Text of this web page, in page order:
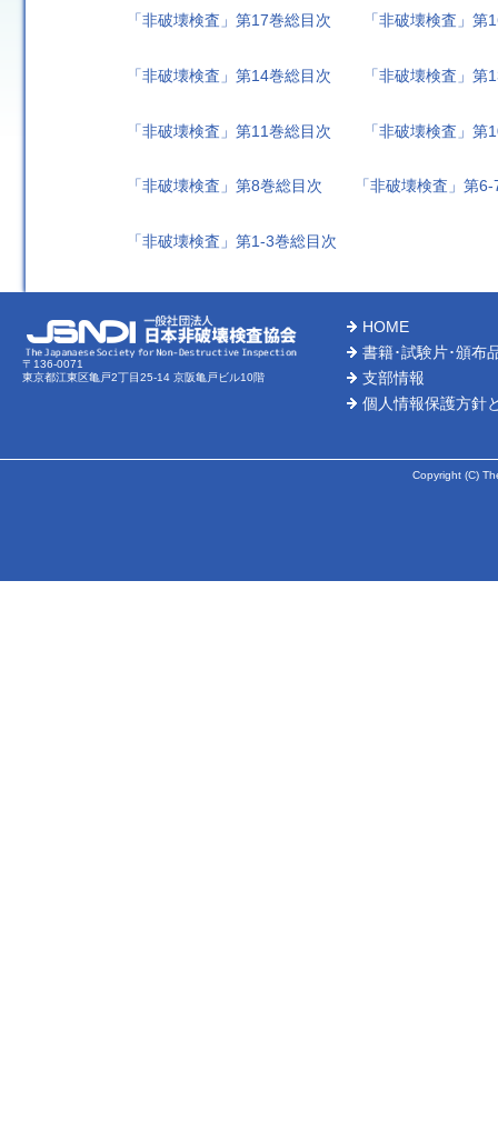
「非破壊検査」第17巻総目次 「非破壊検査」第
「非破壊検査」第14巻総目次 「非破壊検査」第
「非破壊検査」第11巻総目次 「非破壊検査」第
「非破壊検査」第8巻総目次 「非破壊検査」第
「非破壊検査」第1-3巻総目次
〒136-0071
東京都江東区亀戸2丁目25-14 京阪亀戸ビル10階
HOME
書籍･試験片･頒布
支部情報
個人情報保護方針
Copyright (C)